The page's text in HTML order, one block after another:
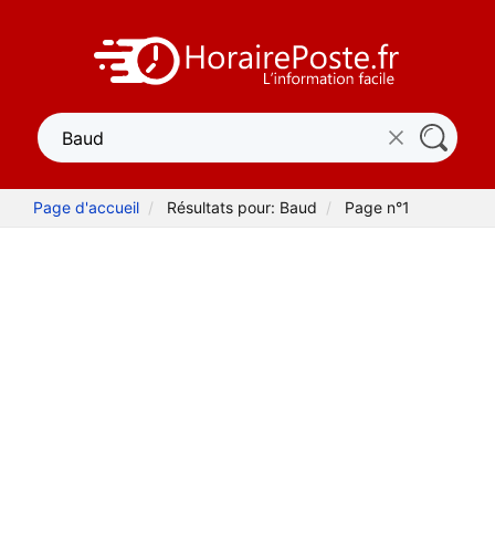
Page d'accueil Résultats pour: Baud Page n°1